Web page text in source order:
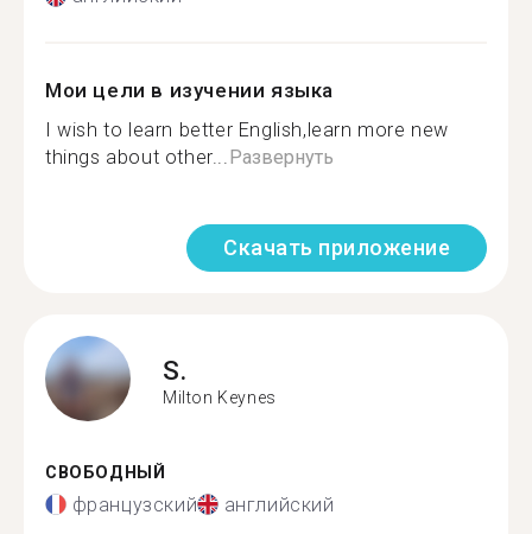
Мои цели в изучении языка
I wish to learn better English,learn more new
things about other...Развернуть
Скачать приложение
S.
Milton Keynes
СВОБОДНЫЙ
французский английский